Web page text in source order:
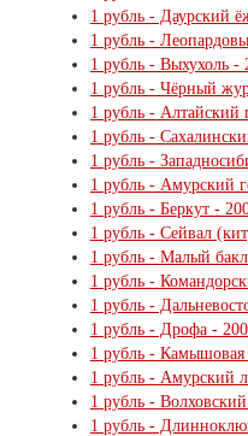
1 рубль - Даурский
1 рубль -
1 рубль - Выхухоль -
1 рубль - Чёрный
1 рубль - Алтайский
1 рубль -
1 рубль -
1 рубль - Амурский
1 рубль - Беркут -
1 рубль - Сейвал
1 рубль - Малый
1 рубль -
1 рубль -
1 рубль - Дрофа -
1 рубль - Камышовая
1 рубль - Амурский
1 рубль -
1 рубль -